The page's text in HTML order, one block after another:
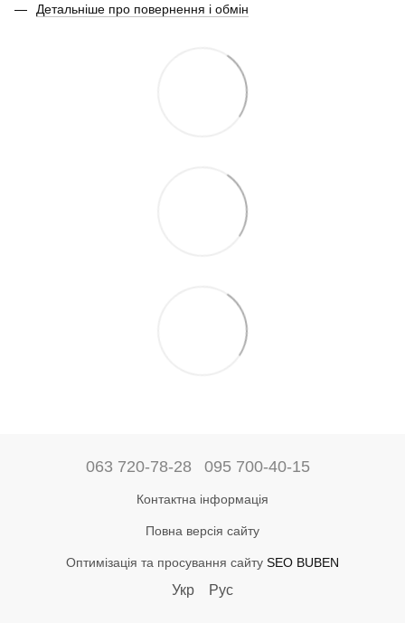
Детальніше про повернення і обмін
063 720-78-28 095 700-40-15
Контактна інформація
Повна версія сайту
Оптимізація та просування сайту SEO BUBEN
Укр Рус